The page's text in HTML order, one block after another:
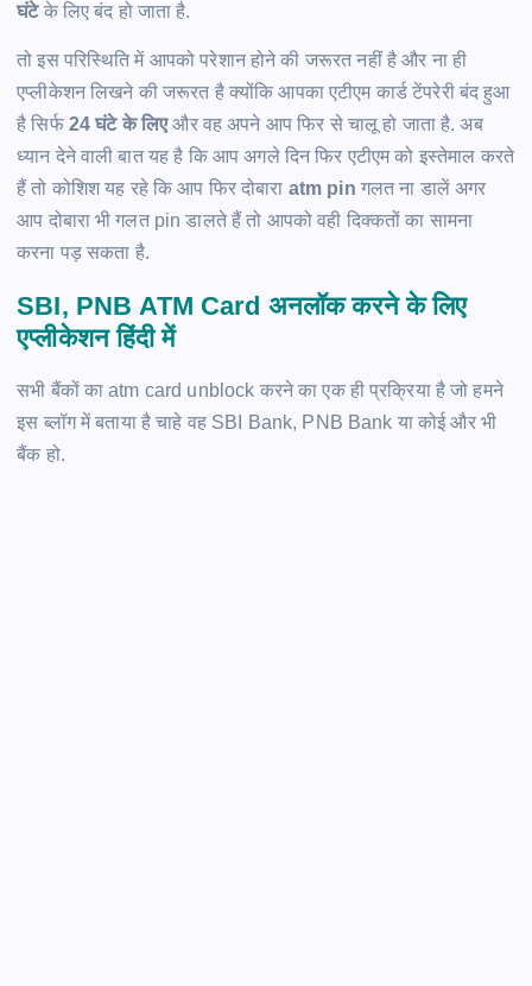
घंटेके लिए बंद हो जाता है.
तो इस परिस्थिति में आपको परेशान होने की जरूरत नहीं है और ना ही
एप्लीकेशन लिखने की जरूरत है क्योंकि आपका एटीएम कार्ड टेंपरेरी बंद हुआ
है सिर्फ24 घंटे के लिएऔर वह अपने आप फिर से चालू हो जाता है. अब
ध्यान देने वाली बात यह है कि आप अगले दिन फिर एटीएम को इस्तेमाल करते
हैं तो कोशिश यह रहे कि आप फिर दोबारा atm pin गलत ना डालें अगर
आप दोबारा भी गलत pin डालते हैं तो आपको वही दिक्कतों का सामना
करना पड़ सकता है.
SBI, PNB ATM Card अनलॉक करने के लिए
एप्लीकेशन हिंदी में
सभी बैंकों का atm card unblock करने का एक ही प्रक्रिया है जो हमने
इस ब्लॉग में बताया है चाहे वह SBI Bank, PNB Bank या कोई और भी
बैंक हो.